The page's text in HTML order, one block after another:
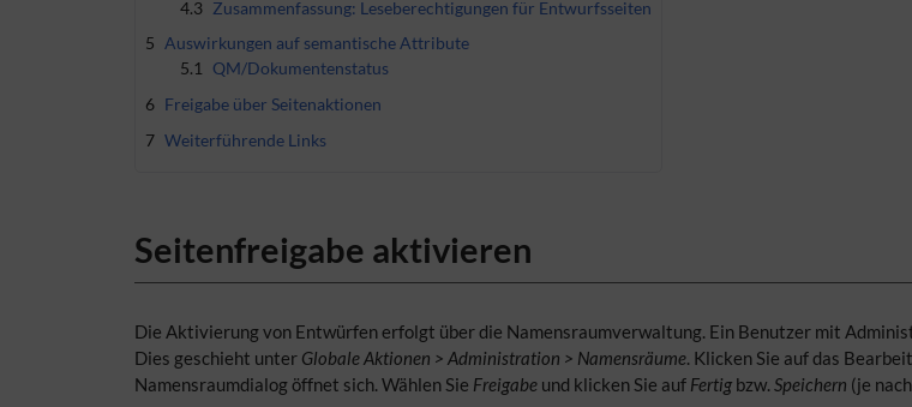
4.3 Zusammenfassung: Leseberechtigungen für Entwurfsseiten
5 Auswirkungen auf semantische Attribute
5.1 QM/Dokumentenstatus
6 Freigabe über Seitenaktionen
7 Weiterführende Links
Seitenfreigabe aktivieren
Die Aktivierung von Entwürfen erfolgt über die Namensraumverwaltung. Ein Benutzer mit
Dies geschieht unter Globale Aktionen > Administration > Namensräume. Klicken Sie auf das
Namensraumdialog öffnet sich. Wählen Sie Freigabe und klicken Sie auf Fertig bzw. Speichern (je